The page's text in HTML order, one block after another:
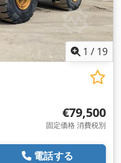
1 / 19
€79,500
固定価格 消費税別
電話する